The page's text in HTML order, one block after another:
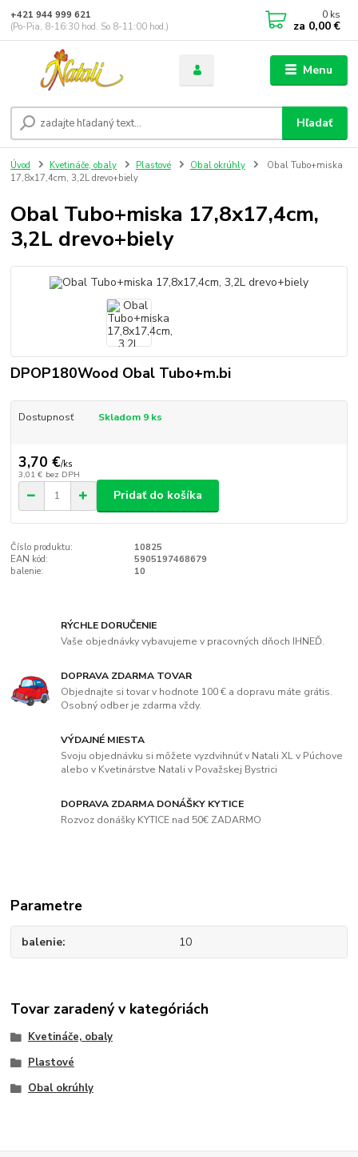
Menu
Hľadať
+421 944 999 621
(Po-Pia, 8-16:30 hod. So 8-11:00 hod.)
0 ks
za 0,00 €
Úvod Kvetináče, obaly Plastové Obal okrúhly
Obal Tubo+miska
17,8x17,4cm, 3,2L drevo+biely
Obal Tubo+miska 17,8x17,4cm,
3,2L drevo+biely
DPOP180Wood Obal Tubo+m.bi
Dostupnosť Skladom 9 ks
3,70 €/ks
3,01 € bez DPH
Pridať do košíka
Číslo produktu:
10825
EAN kód:
5905197468679
balenie:
10
RÝCHLE DORUČENIE
Vaše objednávky vybavujeme v pracovných dňoch IHNEĎ.
DOPRAVA ZDARMA TOVAR
Objednajte si tovar v hodnote 100 € a dopravu máte grátis.
Osobný odber je zdarma vždy.
VÝDAJNÉ MIESTA
Svoju objednávku si môžete vyzdvihnúť v Natali XL v Púchove
alebo v Kvetinárstve Natali v Považskej Bystrici
DOPRAVA ZDARMA DONÁŠKY KYTICE
Rozvoz donášky KYTICE nad 50€ ZADARMO
Parametre
balenie 10
Tovar zaradený v kategóriách
Kvetináče, obaly
Plastové
Obal okrúhly